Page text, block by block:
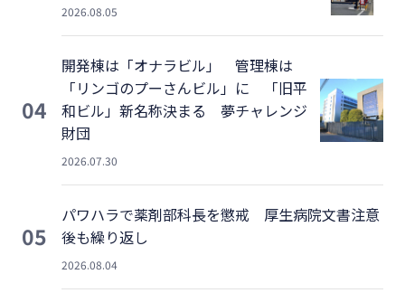
2026.08.05
04
開発棟は「オナラビル」 管理棟は
「リンゴのプーさんビル」に 「旧平
和ビル」新名称決まる 夢チャレンジ
財団
2026.07.30
05
パワハラで薬剤部科長を懲戒 厚生病院文書注意
後も繰り返し
2026.08.04